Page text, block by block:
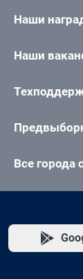
Наши
Наши
Все города